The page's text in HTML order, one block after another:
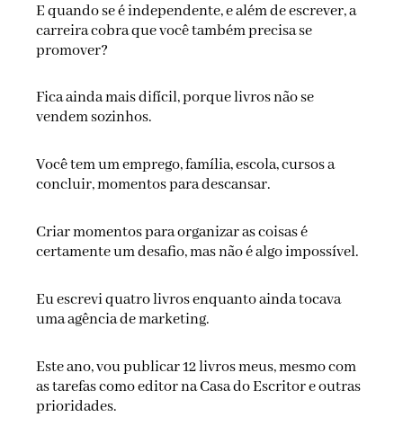
E quando se é independente, e além de escrever, a
carreira cobra que você também precisa se
promover?
Fica ainda mais difícil, porque livros não se
vendem sozinhos.
Você tem um emprego, família, escola, cursos a
concluir, momentos para descansar.
Criar momentos para organizar as coisas é
certamente um desafio, mas não é algo impossível.
Eu escrevi quatro livros enquanto ainda tocava
uma agência de marketing.
Este ano, vou publicar 12 livros meus, mesmo com
as tarefas como editor na Casa do Escritor e outras
prioridades.